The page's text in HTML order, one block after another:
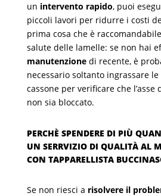
un intervento rapido, puoi
piccoli lavori per ridurre i costi
prima cosa che è
salute delle lamelle: se non hai
manutenzionedi recente, è
necessario soltanto ingrassare
cassone per verificare che l’asse
non sia bloccato.
PERCHÈ SPENDERE DI PIÙ
UN SERRVIZIO DI QUALITÀ AL
CON TAPPARELLISTA
Se non riesci a risolvere il